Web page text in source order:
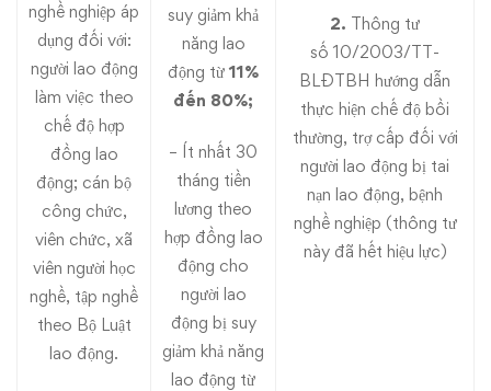
nghề nghiệp áp
dụng đối với:
người lao động
làm việc theo
chế độ hợp
đồng lao
động; cán bộ
công chức,
viên chức, xã
viên người học
nghề, tập nghề
theo Bộ Luật
lao động.
suy giảm khả
năng lao
động từ 11%
đến 80%;
– Ít nhất 30
tháng tiền
lương theo
hợp đồng lao
động cho
người lao
động bị suy
giảm khả năng
lao động từ
2. Thông tư
số 10/2003/TT-
BLĐTBH hướng dẫn
thực hiện chế độ bồi
thường, trợ cấp đối với
người lao động bị tai
nạn lao động, bệnh
nghề nghiệp (thông tư
này đã hết hiệu lực)